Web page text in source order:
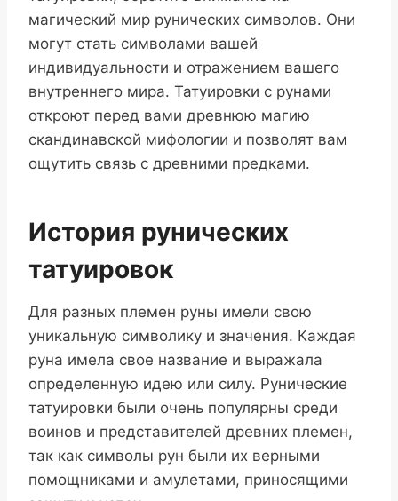
магический мир рунических символов. Они
могут стать символами вашей
индивидуальности и отражением вашего
внутреннего мира. Татуировки с рунами
откроют перед вами древнюю магию
скандинавской мифологии и позволят вам
ощутить связь с древними предками.
История рунических
татуировок
Для разных племен руны имели свою
уникальную символику и значения. Каждая
руна имела свое название и выражала
определенную идею или силу. Рунические
татуировки были очень популярны среди
воинов и представителей древних племен,
так как символы рун были их верными
помощниками и амулетами, приносящими